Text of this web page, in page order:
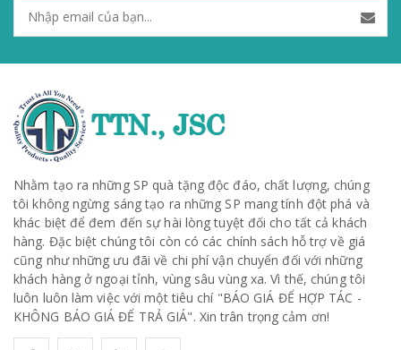
Nhằm tạo ra những SP quà tặng độc đáo, chất lượng, chúng
tôi không ngừng sáng tạo ra những SP mang tính đột phá và
khác biệt để đem đến sự hài lòng tuyệt đối cho tất cả khách
hàng. Đặc biệt chúng tôi còn có các chính sách hỗ trợ về giá
cũng như những ưu đãi về chi phí vận chuyển đối với những
khách hàng ở ngoại tỉnh, vùng sâu vùng xa. Vì thế, chúng tôi
luôn luôn làm việc với một tiêu chí "BÁO GIÁ ĐỂ HỢP TÁC -
KHÔNG BÁO GIÁ ĐỂ TRẢ GIÁ". Xin trân trọng cảm ơn!